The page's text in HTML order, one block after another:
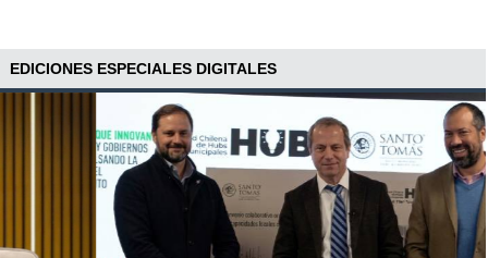
EDICIONES ESPECIALES DIGITALES